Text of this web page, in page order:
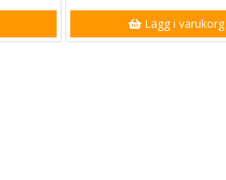
Lägg i varukorg